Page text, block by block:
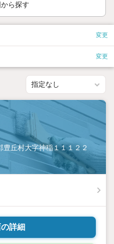
ら探す
変更
変更
丘村大字神稲１１１２２
詳細